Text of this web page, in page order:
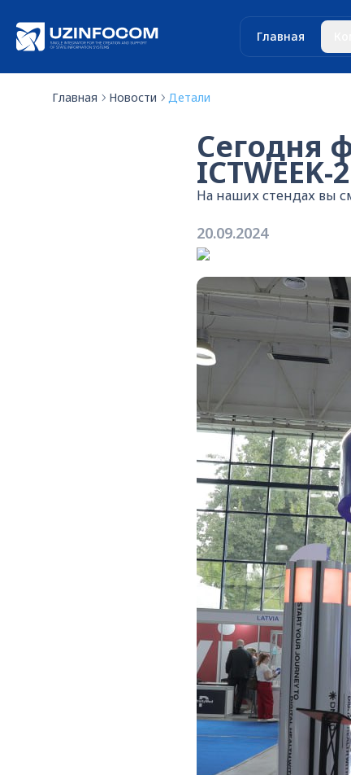
Главная
Главная Новости Детали
Сегодня
ICTWEEK-
На наших стендах вы
20.09.2024